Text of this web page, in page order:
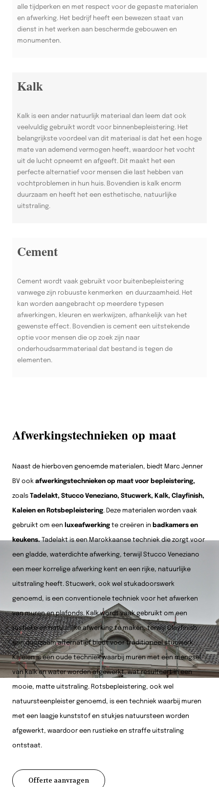
alle tijdperken en met respect voor de gepaste materialen
en afwerking. Het bedrijf heeft een bewezen staat van
dienst in het werken aan beschermde gebouwen en
monumenten.
Kalk
Kalk is een ander natuurlijk materiaal dan leem dat ook
veelvuldig gebruikt wordt voor binnenbepleistering. Het
belangrijkste voordeel van dit materiaal is dat het een hoge
mate van ademend vermogen heeft, waardoor het vocht
uit de lucht opneemt en afgeeft. Dit maakt het een
perfecte alternatief voor mensen die last hebben van
vochtproblemen in hun huis. Bovendien is kalk enorm
duurzaam en heeft het een esthetische, natuurlijke
uitstraling.
Cement
Cement wordt vaak gebruikt voor buitenbepleistering
vanwege zijn robuuste kenmerken en duurzaamheid. Het
kan worden aangebracht op meerdere typesen
afwerkingen, kleuren en werkwijzen, afhankelijk van het
gewenste effect. Bovendien is cement een uitstekende
optie voor mensen die op zoek zijn naar
onderhoudsarmmateriaal dat bestand is tegen de
elementen.
Afwerkingstechnieken op maat
Naast de hierboven genoemde materialen, biedt Marc Jenner
BV ook afwerkingstechnieken op maat voor bepleistering,
zoals Tadelakt, Stucco Veneziano, Stucwerk, Kalk, Clayfinish,
Kaleien en Rotsbepleistering. Deze materialen worden vaak
gebruikt om een luxeafwerking te creëren in badkamers en
keukens.Tadelakt is een Marokkaanse techniek die zorgt voor
een gladde, waterdichte afwerking, terwijl Stucco Veneziano
een meer korrelige afwerking kent en een rijke, natuurlijke
uitstraling heeft. Stucwerk, ook wel stukadoorswerk
genoemd, is een conventionele techniek voor het afwerken
van muren en plafonds. Kalk wordt vaak gebruikt om een
rustieke en natuurlijke afwerking te maken, terwijl Clayfinish
een duurzaam alternatief biedt voor traditioneel stucwerk.
Kaleien is een oude techniek waarbij muren met een mengsel
van kalk en water worden afgewerkt, wat resulteert in een
mooie, matte uitstraling. Rotsbepleistering, ook wel
natuursteenpleister genoemd, is een techniek waarbij muren
met een laagje kunststof en stukjes natuursteen worden
afgewerkt, waardoor een rustieke en straffe uitstraling
ontstaat.
Offerte aanvragen